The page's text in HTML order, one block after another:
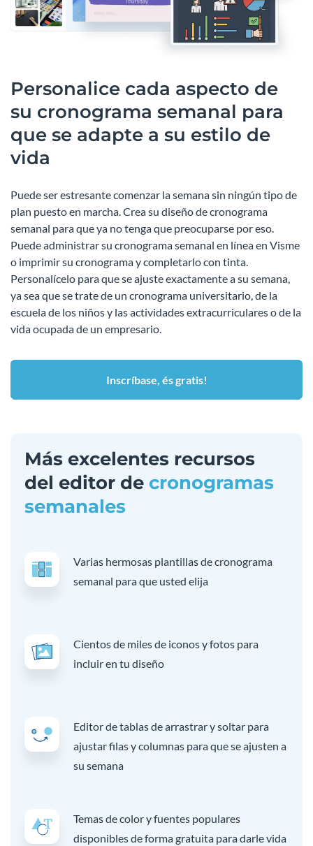
Personalice cada aspecto de
su cronograma semanal para
que se adapte a su estilo de
vida
Puede ser estresante comenzar la semana sin ningún tipo de
plan puesto en marcha. Crea su diseño de cronograma
semanal para que ya no tenga que preocuparse por eso.
Puede administrar su cronograma semanal en línea en Visme
o imprimir su cronograma y completarlo con tinta.
Personalícelo para que se ajuste exactamente a su semana,
ya sea que se trate de un cronograma universitario, de la
escuela de los niños y las actividades extracurriculares o de la
vida ocupada de un empresario.
Inscríbase, és gratis!
Más excelentes recursos
del editor de cronogramas
semanales
Varias hermosas plantillas de cronograma
semanal para que usted elija
Cientos de miles de iconos y fotos para
incluir en tu diseño
Editor de tablas de arrastrar y soltar para
ajustar filas y columnas para que se ajusten a
su semana
Temas de color y fuentes populares
disponibles de forma gratuita para darle vida